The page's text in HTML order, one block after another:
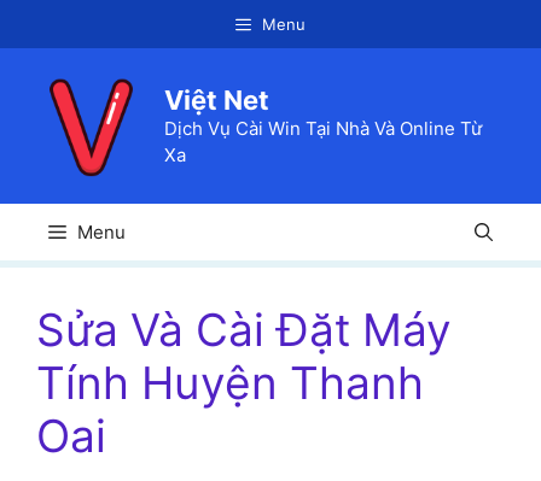
đến
Menu
Việt Net
Dịch Vụ Cài Win Tại Nhà Và Online Từ
Xa
Menu
Sửa Và Cài Đặt Máy
Tính Huyện Thanh
Oai